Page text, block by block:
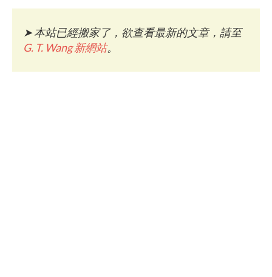
➤本站已經搬家了，欲查看最新的文章，請至
G. T. Wang 新網站。